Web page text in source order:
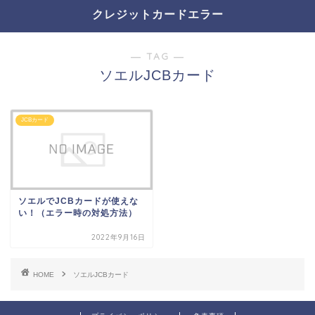
クレジットカードエラー
― TAG ―
ソエルJCBカード
JCBカード
ソエルでJCBカードが使えな
い！（エラー時の対処方法）
2022年9月16日
HOME ソエルJCBカード